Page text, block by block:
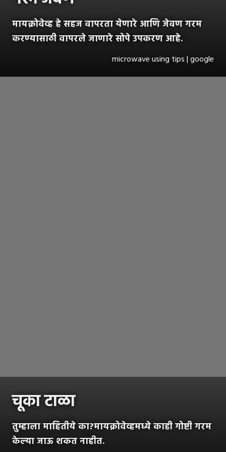
मायक्रोवेव्ह हे सहज वापरता येणारे आणि जेवण गरम
करण्यासाठी वापरले जाणारे सोपे उपकरण आहे.
microwave using tips | google
चूका टाळा
तुम्हाला माहितीये का?मायक्रोवेव्हमध्ये काही गोष्टी गरम
केल्या जाऊ शकत नाहीत.